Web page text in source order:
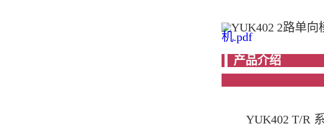
机.pdf
产
YUK402 T/R